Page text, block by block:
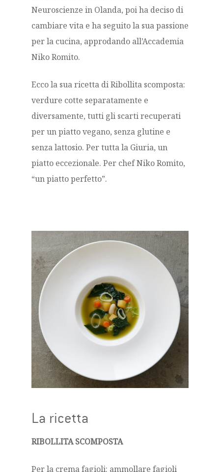
Neuroscienze in Olanda, poi ha deciso di
cambiare vita e ha seguito la sua passione
per la cucina, approdando all’Accademia
Niko Romito.
Ecco la sua ricetta di Ribollita scomposta:
verdure cotte separatamente e
diversamente, tutti gli scarti recuperati
per un piatto vegano, senza glutine e
senza lattosio. Per tutta la Giuria, un
piatto eccezionale. Per chef Niko Romito,
“un piatto perfetto”.
La ricetta
RIBOLLITA SCOMPOSTA
Per la crema fagioli: ammollare fagioli